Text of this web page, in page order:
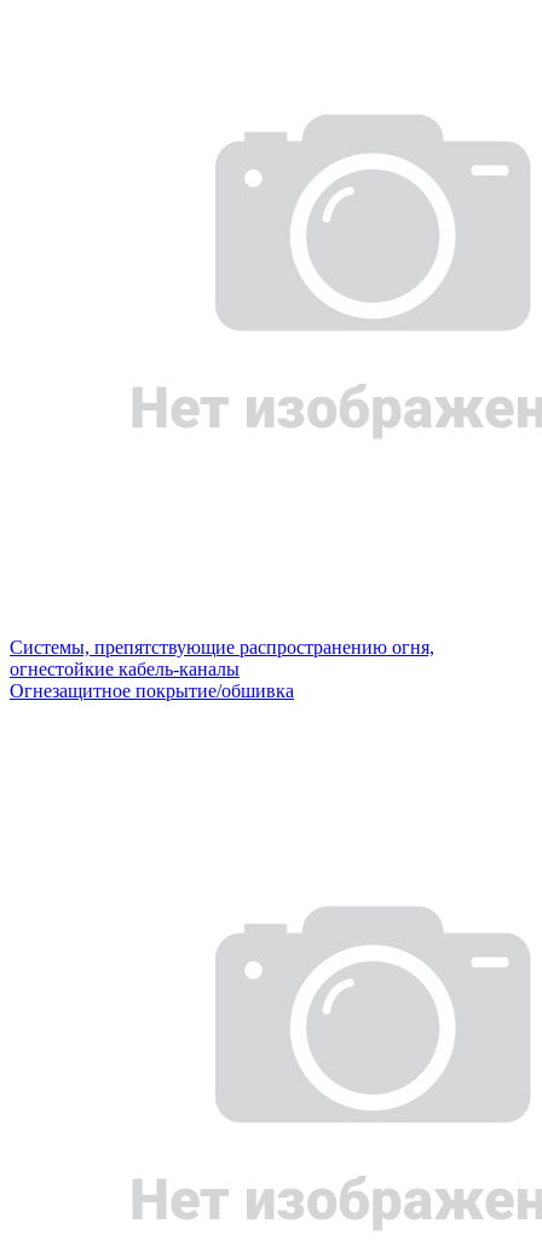
Системы, препятствующие распространению огня,
огнестойкие кабель-каналы
Огнезащитное покрытие/обшивка